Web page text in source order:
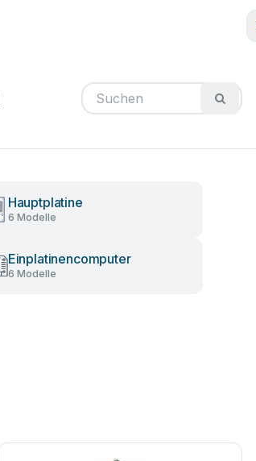
Hauptplatine
6 Modelle
Einplatinencomputer
6 Modelle